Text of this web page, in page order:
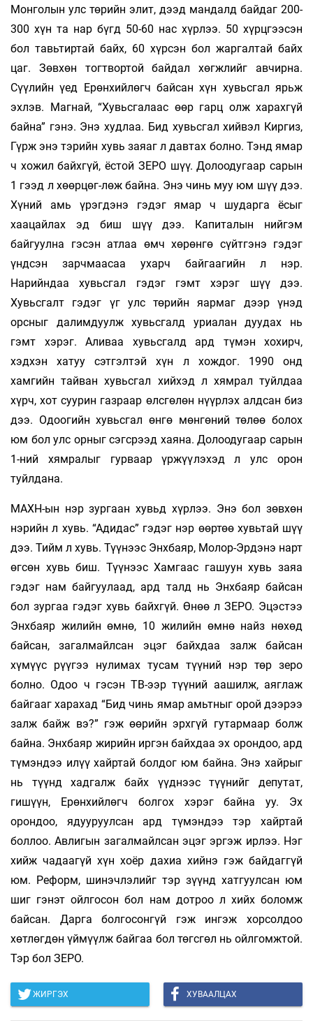
Монголын улс төрийн элит, дээд мандалд байдаг 200-
300 хүн та нар бүгд 50-60 нас хүрлээ. 50 хүрцгээсэн
бол тавьтиртай байх, 60 хүрсэн бол жаргалтай байх
цаг. Зөвхөн тогтвортой байдал хөгжлийг авчирна.
Сүүлийн үед Ерөнхийлөгч байсан хүн хувьсгал ярьж
эхлэв. Магнай, “Хувьсгалаас өөр гарц олж харахгүй
байна” гэнэ. Энэ худлаа. Бид хувьсгал хийвэл Киргиз,
Гүрж энэ тэрийн хувь заяаг л давтах болно. Тэнд ямар
ч хожил байхгүй, ёстой ЗЕРО шүү. Долоодугаар сарын
1 гээд л хөөрцөг-лөж байна. Энэ чинь муу юм шүү дээ.
Хүний амь үрэгдэнэ гэдэг ямар ч шударга ёсыг
хаацайлах эд биш шүү дээ. Капиталын нийгэм
байгуулна гэсэн атлаа өмч хөрөнгө сүйтгэнэ гэдэг
үндсэн зарчмаасаа ухарч байгаагийн л нэр.
Нарийндаа хувьсгал гэдэг гэмт хэрэг шүү дээ.
Хувьсгалт гэдэг үг улс төрийн яармаг дээр үнэд
орсныг далимдуулж хувьсгалд уриалан дуудах нь
гэмт хэрэг. Аливаа хувьсгалд ард түмэн хохирч,
хэдхэн хатуу сэтгэлтэй хүн л хождог. 1990 онд
хамгийн тайван хувьсгал хийхэд л хямрал туйлдаа
хүрч, хот суурин газраар өлсгөлөн нүүрлэх алдсан биз
дээ. Одоогийн хувьсгал өнгө мөнгөний төлөө болох
юм бол улс орныг сэгсрээд хаяна. Долоодугаар сарын
1-ний хямралыг гурваар үржүүлэхэд л улс орон
туйлдана.
МАХН-ын нэр зургаан хувьд хүрлээ. Энэ бол зөвхөн
нэрийн л хувь. “Адидас” гэдэг нэр өөртөө хувьтай шүү
дээ. Тийм л хувь. Түүнээс Энхбаяр, Молор-Эрдэнэ нарт
өгсөн хувь биш. Түүнээс Хамгаас гашуун хувь заяа
гэдэг нам байгуулаад, ард талд нь Энхбаяр байсан
бол зургаа гэдэг хувь байхгүй. Өнөө л ЗЕРО. Эцэстээ
Энхбаяр жилийн өмнө, 10 жилийн өмнө найз нөхөд
байсан, загалмайлсан эцэг байхдаа залж байсан
хүмүүс рүүгээ нулимах тусам түүний нэр төр зеро
болно. Одоо ч гэсэн ТВ-ээр түүний аашилж, аяглаж
байгааг харахад “Бид чинь ямар амьтныг орой дээрээ
залж байж вэ?” гэж өөрийн эрхгүй гутармаар болж
байна. Энхбаяр жирийн иргэн байхдаа эх орондоо, ард
түмэндээ илүү хайртай болдог юм байна. Энэ хайрыг
нь түүнд хадгалж байх үүднээс түүнийг депутат,
гишүүн, Ерөнхийлөгч болгох хэрэг байна уу. Эх
орондоо, ядууруулсан ард түмэндээ тэр хайртай
боллоо. Авлигын загалмайлсан эцэг эргэж ирлээ. Нэг
хийж чадаагүй хүн хоёр дахиа хийнэ гэж байдаггүй
юм. Реформ, шинэчлэлийг тэр зүүнд хатгуулсан юм
шиг гэнэт ойлгосон бол нам дотроо л хийх боломж
байсан. Дарга болгосонгүй гэж ингэж хорсолдоо
хөтлөгдөн үймүүлж байгаа бол төгсгөл нь ойлгомжтой.
Тэр бол ЗЕРО.
ЖИРГЭХ ХУВААЛЦАХ